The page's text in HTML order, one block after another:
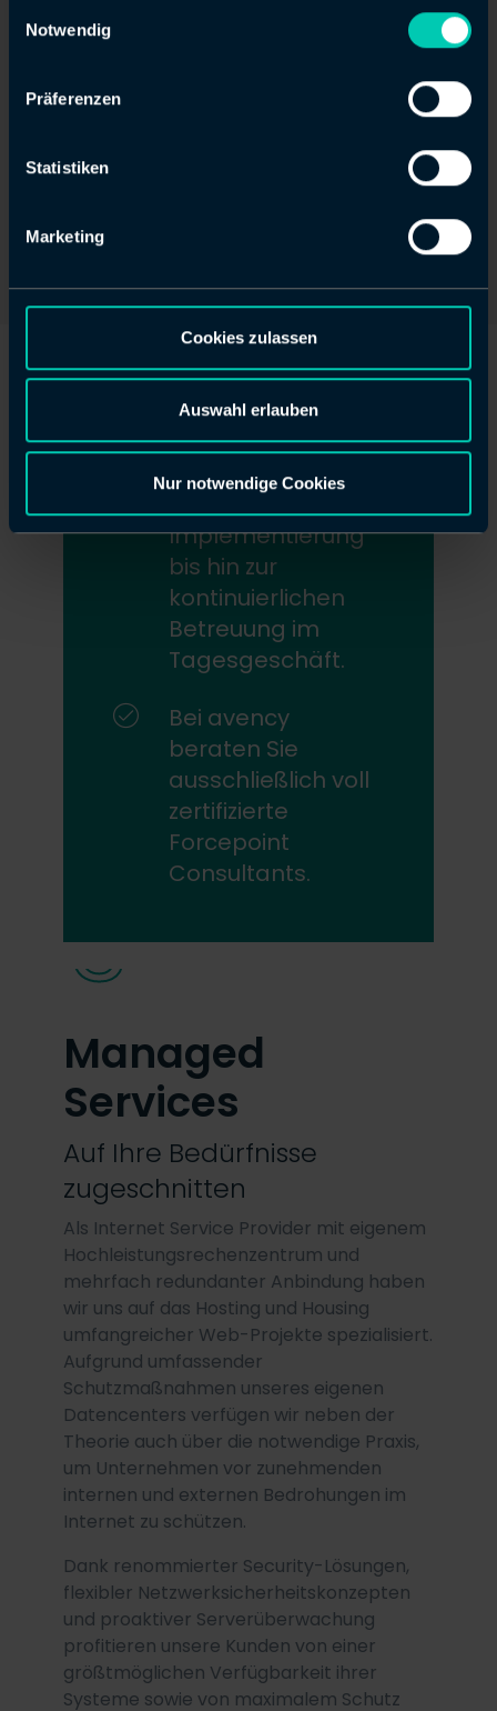
Notwendig
Präferenzen
Statistiken
Marketing
Cookies zulassen
Auswahl erlauben
Nur notwendige Cookies
Forcepoint.
Wir bieten Ihnen
unsere
kompetente
Unterstützung von
der ersten
Implementierung
bis hin zur
kontinuierlichen
Betreuung im
Tagesgeschäft.
Bei avency
beraten Sie
ausschließlich voll
zertifizierte
Forcepoint
Consultants.
3
Managed
Services
Auf Ihre Bedürfnisse
zugeschnitten
Als Internet Service Provider mit eigenem
Hochleistungsrechenzentrum und
mehrfach redundanter Anbindung haben
wir uns auf das Hosting und Housing
umfangreicher Web-Projekte spezialisiert.
Aufgrund umfassender
Schutzmaßnahmen unseres eigenen
Datencenters verfügen wir neben der
Theorie auch über die notwendige Praxis,
um Unternehmen vor zunehmenden
internen und externen Bedrohungen im
Internet zu schützen.
Dank renommierter Security-Lösungen,
flexibler Netzwerksicherheitskonzepten
und proaktiver Serverüberwachung
profitieren unsere Kunden von einer
größtmöglichen Verfügbarkeit ihrer
Systeme sowie von maximalem Schutz